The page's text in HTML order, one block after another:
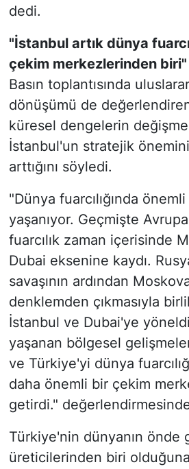
dedi.
"İstanbul artık dünya
çekim merkezlerinden biri"
Basın toplantısında
dönüşümü de
küresel dengelerin
İstanbul'un stratejik
arttığını söyledi.
"Dünya fuarcılığında
yaşanıyor. Geçmişte
fuarcılık zaman içerisinde
Dubai eksenine kaydı.
savaşının ardından
denklemden çıkmasıyla
İstanbul ve Dubai'ye
yaşanan bölgesel
ve Türkiye'yi dünya
daha önemli bir çekim
getirdi."
Türkiye'nin dünyanın önde
üreticilerinden biri